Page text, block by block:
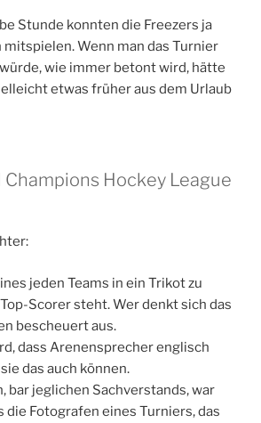
Stunde konnten die Freezers ja
mitspielen. Wenn man das Turnier
wie immer betont wird, hätte
etwas früher aus dem Urlaub
Champions Hockey League
jeden Teams in ein Trikot zu
Scorer steht. Wer denkt sich das
bescheuert aus.
dass Arenensprecher englisch
das auch können.
bar jeglichen Sachverstands, war
die Fotografen eines Turniers, das